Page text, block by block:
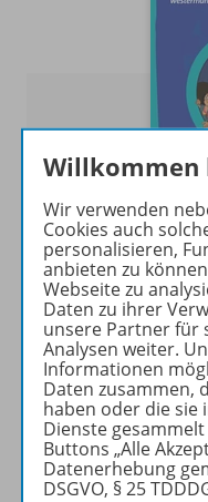
TEAM LUPE
TEAM LUPE
Lernbereichen des
können im
Übungsmaterial
Willkommen
Wir verwenden
Cookies auch
personalisieren,
anbieten zu
Webseite zu
Daten zu ihrer
unsere Partner für
Analysen weiter.
Informationen
Daten zusammen,
haben oder die sie
Dienste
Buttons „Alle
Datenerhebung
DSGVO, § 25